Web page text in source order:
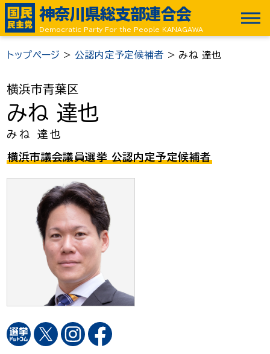
神奈川県総支部連合会
Democratic Party For the People KANAGAWA
トップページ >公認内定予定候補者 >みね 達也
横浜市青葉区
みね 達也
みね 達也
横浜市議会議員選挙 公認内定予定候補者